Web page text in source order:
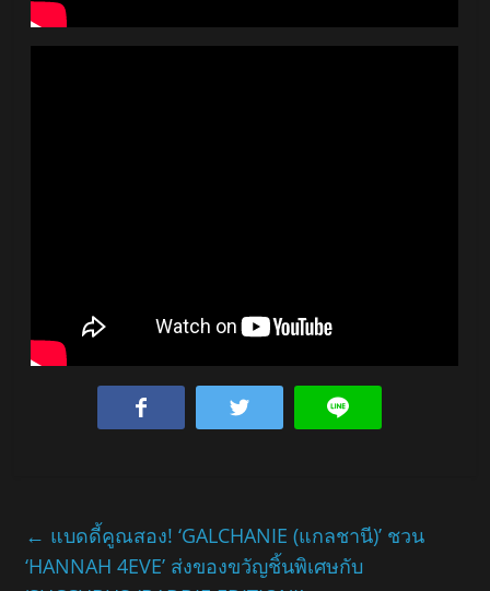
← แบดดี้คูณสอง! ‘GALCHANIE (แกลชานี)’ ชวน
‘HANNAH 4EVE’ ส่งของขวัญชิ้นพิเศษกับ